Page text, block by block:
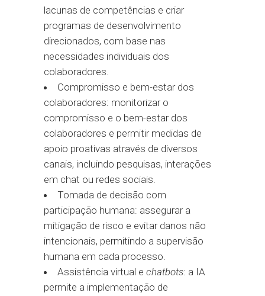
lacunas de competências e criar
programas de desenvolvimento
direcionados, com base nas
necessidades individuais dos
colaboradores.
Compromisso e bem-estar dos
colaboradores: monitorizar o
compromisso e o bem-estar dos
colaboradores e permitir medidas de
apoio proativas através de diversos
canais, incluindo pesquisas, interações
em chat ou redes sociais.
Tomada de decisão com
participação humana: assegurar a
mitigação de risco e evitar danos não
intencionais, permitindo a supervisão
humana em cada processo.
Assistência virtual e chatbots: a IA
permite a implementação de